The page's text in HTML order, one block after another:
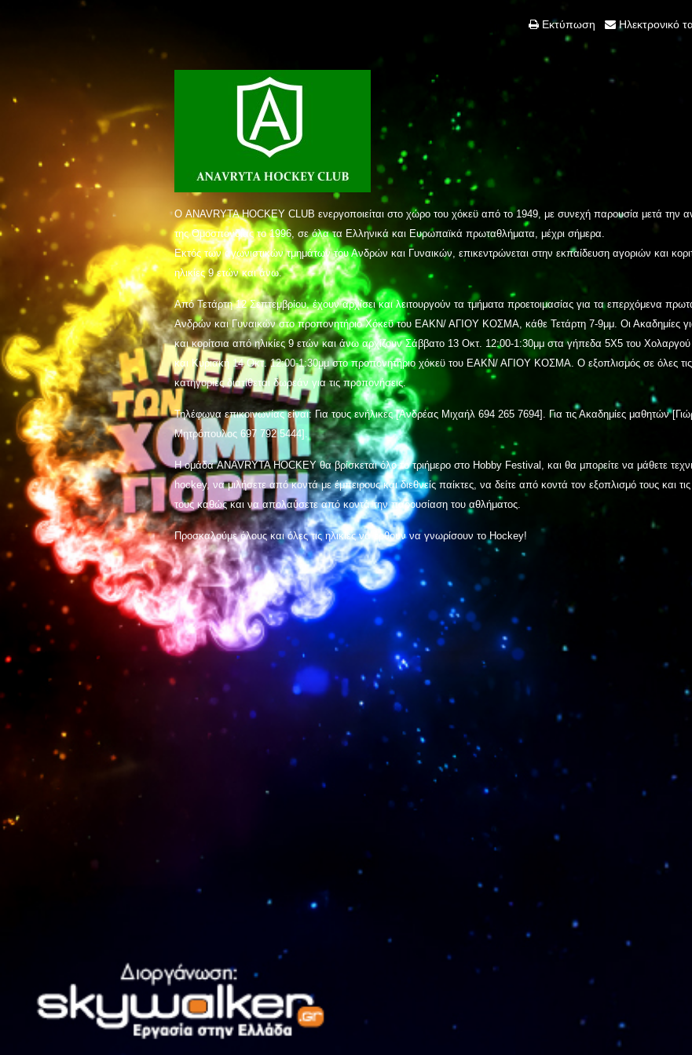
Εκτύπωση Ηλεκτρονικό
Ο ANAVRYTA HOCKEY CLUB ενεργοποιείται στο χώρο του χόκεϋ από το 1949, με συνεχή παρουσία μετά την
της Ομοσπονδίας το 1996, σε όλα τα Ελληνικά και Ευρωπαϊκά πρωταθλήματα, μέχρι σήμερα.
Εκτός των αγωνιστικών τμημάτων του Ανδρών και Γυναικών, επικεντρώνεται στην εκπαίδευση αγοριών και
ηλικίες 9 ετών και άνω.
Από Τετάρτη 12 Σεπτεμβρίου, έχουν αρχίσει και λειτουργούν τα τμήματα προετοιμασίας για τα επερχόμενα
Ανδρών και Γυναικών στο προπονητήριο Χόκεϋ του ΕΑΚΝ/ ΑΓΙΟΥ ΚΟΣΜΑ, κάθε Τετάρτη 7-9μμ. Οι Ακαδημίες
και κορίτσια από ηλικίες 9 ετών και άνω αρχίζουν Σάββατο 13 Οκτ. 12:00-1:30μμ στα γήπεδα 5Χ5 του
και Κυριακή 14 Οκτ. 12:00-1:30μμ στο προπονητήριο χόκεϋ του ΕΑΚΝ/ ΑΓΙΟΥ ΚΟΣΜΑ. Ο εξοπλισμός σε όλες τις
κατηγορίες διατίθεται δωρεάν για τις προπονήσεις.
Τηλέφωνα επικοινωνίας είναι: Για τους ενήλικες [Ανδρέας Μιχαήλ 694 265 7694]. Για τις Ακαδημίες μαθητών
Μητρόπουλος 697 792 5444].
Η ομάδα ANAVRYTA HOCKEY θα βρίσκεται όλο το τριήμερο στο Hobby Festival, και θα μπορείτε να μάθετε
hockey, να μιλήσετε από κοντά με έμπειρους και διεθνείς παίκτες, να δείτε από κοντά τον εξοπλισμό τους και
τους καθώς και να απολαύσετε από κοντά την παρουσίαση του αθλήματος.
Προσκαλούμε όλους και όλες τις ηλικίες να έρθουν να γνωρίσουν το Hockey!